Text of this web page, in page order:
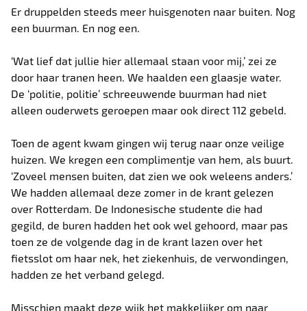
Er druppelden steeds meer huisgenoten naar buiten. Nog
een buurman. En nog een.
‘Wat lief dat jullie hier allemaal staan voor mij,’ zei ze
door haar tranen heen. We haalden een glaasje water.
De ‘politie, politie’ schreeuwende buurman had niet
alleen ouderwets geroepen maar ook direct 112 gebeld.
Toen de agent kwam gingen wij terug naar onze veilige
huizen. We kregen een complimentje van hem, als buurt.
‘Zoveel mensen buiten, dat zien we ook weleens anders.’
We hadden allemaal deze zomer in de krant gelezen
over Rotterdam. De Indonesische studente die had
gegild, de buren hadden het ook wel gehoord, maar pas
toen ze de volgende dag in de krant lazen over het
fietsslot om haar nek, het ziekenhuis, de verwondingen,
hadden ze het verband gelegd.
Misschien maakt deze wijk het makkelijker om naar